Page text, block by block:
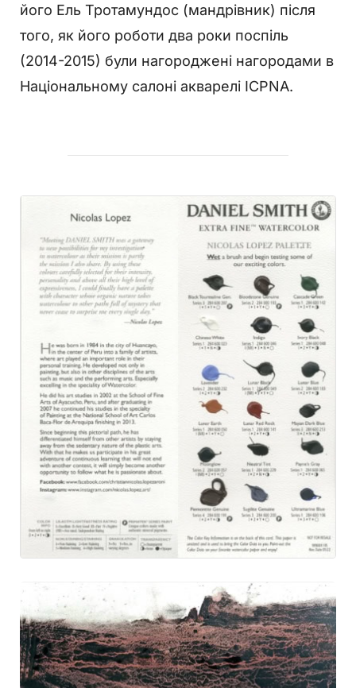
його Ель Тротамундос (мандрівник) після
того, як його роботи два роки поспіль
(2014-2015) були нагороджені нагородами в
Національному салоні акварелі ICPNA.